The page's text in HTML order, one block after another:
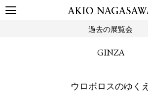
過去の展覧会
GINZA
ウロボロスのゆくえ
PUBLISHING